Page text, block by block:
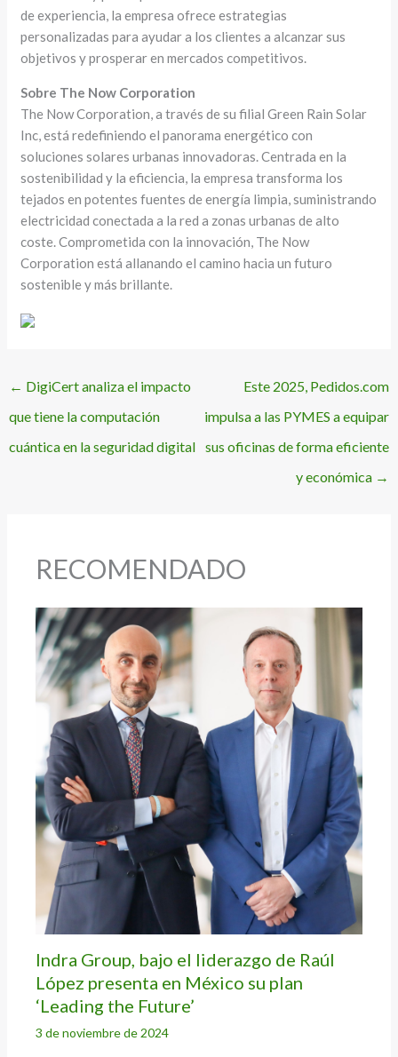
de experiencia, la empresa ofrece estrategias
personalizadas para ayudar a los clientes a alcanzar sus
objetivos y prosperar en mercados competitivos.
Sobre The Now Corporation
The Now Corporation, a través de su filial Green Rain Solar
Inc, está redefiniendo el panorama energético con
soluciones solares urbanas innovadoras. Centrada en la
sostenibilidad y la eficiencia, la empresa transforma los
tejados en potentes fuentes de energía limpia, suministrando
electricidad conectada a la red a zonas urbanas de alto
coste. Comprometida con la innovación, The Now
Corporation está allanando el camino hacia un futuro
sostenible y más brillante.
← DigiCert analiza el impacto
que tiene la computación
cuántica en la seguridad digital
Este 2025, Pedidos.com
impulsa a las PYMES a equipar
sus oficinas de forma eficiente
y económica →
RECOMENDADO
Indra Group, bajo el liderazgo de Raúl
López presenta en México su plan
‘Leading the Future’
3 de noviembre de 2024